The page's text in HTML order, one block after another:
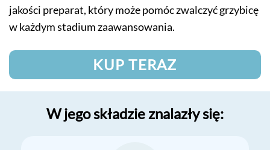
jakości preparat, który może pomóc zwalczyć grzybicę
w każdym stadium zaawansowania.
KUP TERAZ
W jego składzie znalazły się: